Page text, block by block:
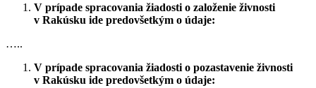
V prípade spracovania žiadosti o založenie živnosti
v Rakúsku ide predovšetkým o údaje:
…..
V prípade spracovania žiadosti o pozastavenie živnosti
v Rakúsku ide predovšetkým o údaje: